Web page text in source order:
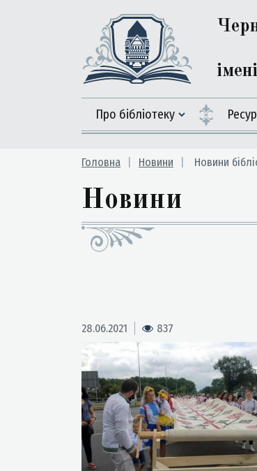
Про бібліотеку
Головна Новини Новини
Новини
28.06.2021 837